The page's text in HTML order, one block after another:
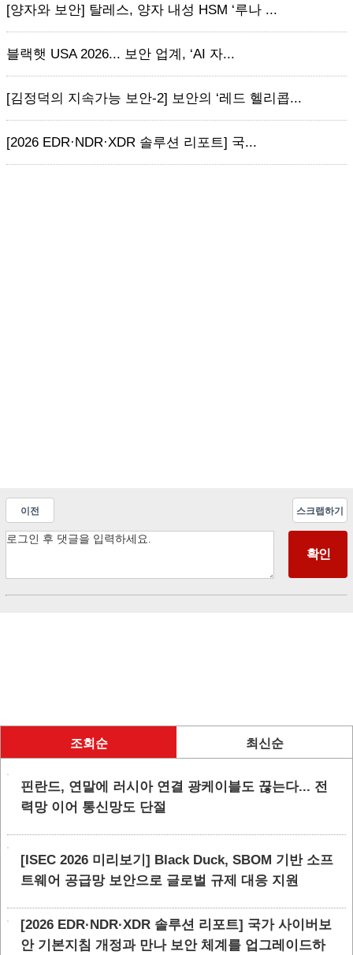
[양자와 보안] 탈레스, 양자 내성 HSM ‘루나 ...
블랙햇 USA 2026... 보안 업계, ‘AI 자...
[김정덕의 지속가능 보안-2] 보안의 ‘레드 헬리콥...
[2026 EDR·NDR·XDR 솔루션 리포트] 국...
이전 스크랩하기
조회순 최신순
핀란드, 연말에 러시아 연결 광케이블도 끊는다... 전
력망 이어 통신망도 단절
[ISEC 2026 미리보기] Black Duck, SBOM 기반 소프
트웨어 공급망 보안으로 글로벌 규제 대응 지원
[2026 EDR·NDR·XDR 솔루션 리포트] 국가 사이버보
안 기본지침 개정과 만나 보안 체계를 업그레이드하